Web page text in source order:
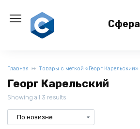
содержанию
Сфера
Главная Товары с меткой «Георг Карельский»
Георг Карельский
Showing all 3 results